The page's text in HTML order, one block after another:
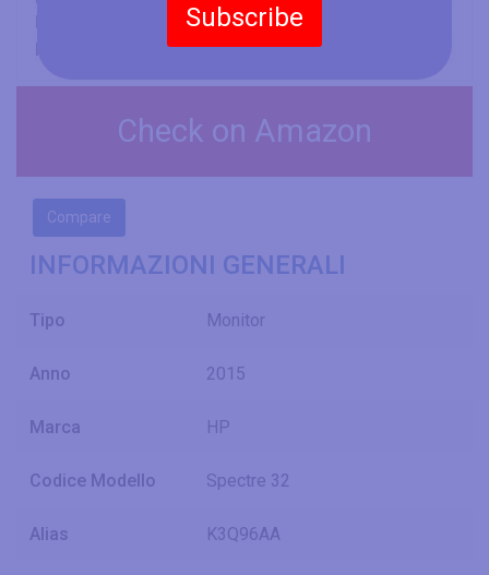
Subscribe
Rapporto di Aspetto
16:9
Risoluzione Massima
3840 x 2160
Check on Amazon
Compare
INFORMAZIONI GENERALI
Tipo Monitor
Anno 2015
Marca HP
Codice Modello Spectre 32
Alias K3Q96AA